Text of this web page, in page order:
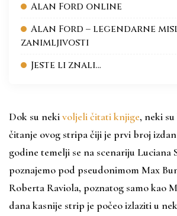
Alan Ford online
Alan Ford – legendarne
zanimljivosti
Jeste li znali…
Dok su nekivoljeli čitati knjige, neki
čitanje ovog stripa čiji je prvi broj
godine temelji se na scenariju Luciana
poznajemo pod pseudonimom Max
Roberta Raviola, poznatog samo kao
dana kasnije strip je počeo izlaziti u